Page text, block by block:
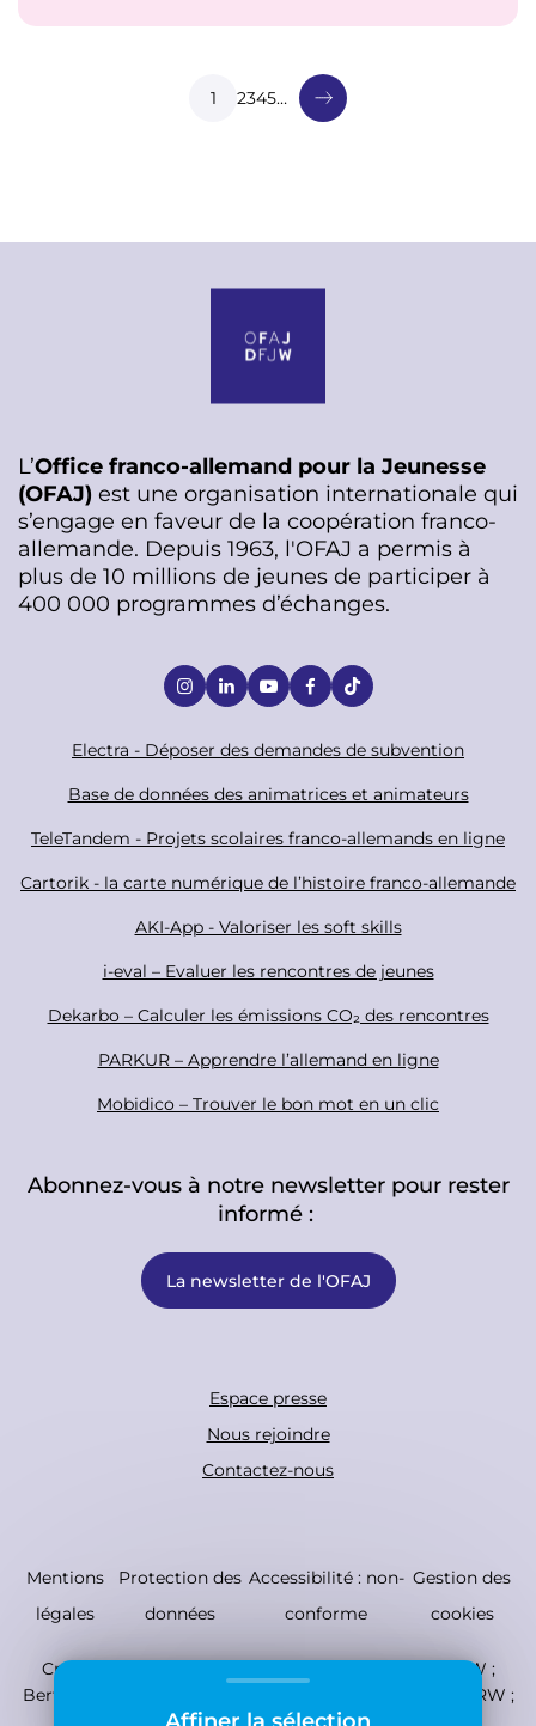
Affiner la sélection
o
Page courante
1 Page
2Page
3Page
4Page
5…
L’Office franco-allemand pour la Jeunesse
(OFAJ) est une organisation internationale qui
s’engage en faveur de la coopération franco-
allemande. Depuis 1963, l'OFAJ a permis à
plus de 10 millions de jeunes de participer à
400 000 programmes d’échanges.
ao
e
Electra - Déposer des demandes de subvention
Base de données des animatrices et animateurs
TeleTandem - Projets scolaires franco-allemands en ligne
Cartorik - la carte numérique de l’histoire franco-allemande
AKI-App - Valoriser les soft skills
i-eval – Evaluer les rencontres de jeunes
Dekarbo – Calculer les émissions CO₂ des rencontres
PARKUR – Apprendre l’allemand en ligne
Mobidico – Trouver le bon mot en un clic
Abonnez-vous à notre newsletter pour rester
informé :
La newsletter de l'OFAJ
r
B
t
Espace presse
Nous rejoindre
Contactez-nous
C
y
Mentions
légales
Protection des
données
Accessibilité : non-
conforme
Gestion des
cookies
Crédits photo : © EAO ; Emma Derancy ; OFAJ/DFJW ;
Berthold Marten ; UTC ; Photo : Jeunesses Musicales NRW ;
IGP-Archives